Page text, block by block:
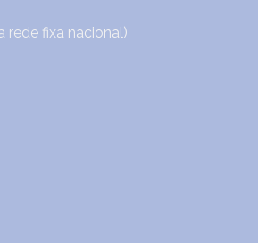
rede fixa nacional)